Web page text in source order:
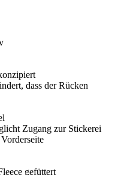
dass der Rücken
Zugang zur Stickerei
gefüttert